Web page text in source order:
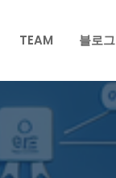
TEAM 블로그